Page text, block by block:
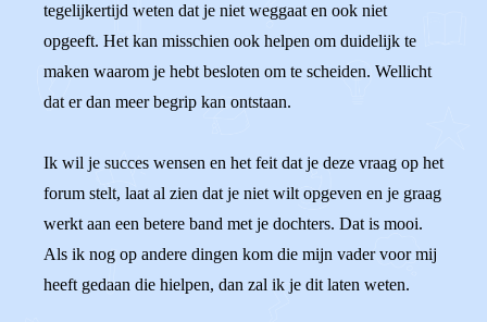
tegelijkertijd weten dat je niet weggaat en ook niet
opgeeft. Het kan misschien ook helpen om duidelijk te
maken waarom je hebt besloten om te scheiden. Wellicht
dat er dan meer begrip kan ontstaan.
Ik wil je succes wensen en het feit dat je deze vraag op het
forum stelt, laat al zien dat je niet wilt opgeven en je graag
werkt aan een betere band met je dochters. Dat is mooi.
Als ik nog op andere dingen kom die mijn vader voor mij
heeft gedaan die hielpen, dan zal ik je dit laten weten.